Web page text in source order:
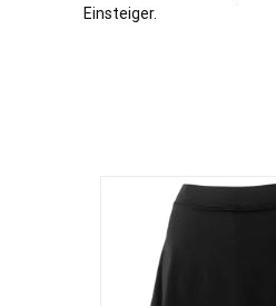
Einsteiger.